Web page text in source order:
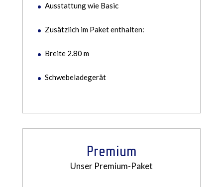
Ausstattung wie Basic
Zusätzlich im Paket enthalten:
Breite 2.80 m
Schwebeladegerät
Premium
Unser Premium-Paket